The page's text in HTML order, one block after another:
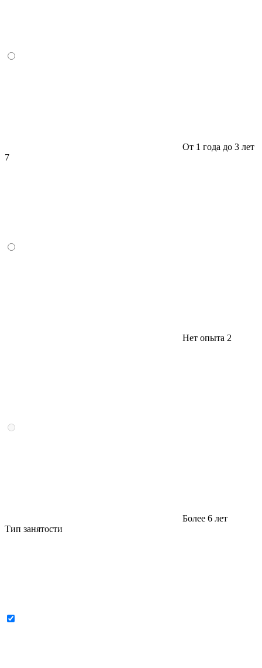
От 1 года до 3 лет
7
Нет опыта 2
Более 6 лет
Тип занятости